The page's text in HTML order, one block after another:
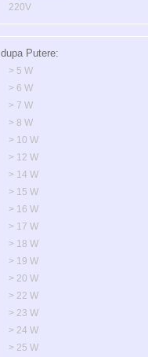
220V
dupa Putere:
> 5 W
> 6 W
> 7 W
> 8 W
> 10 W
> 12 W
> 14 W
> 15 W
> 16 W
> 17 W
> 18 W
> 19 W
> 20 W
> 22 W
> 23 W
> 24 W
> 25 W